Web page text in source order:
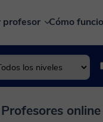
profesor Cómo
Profesores